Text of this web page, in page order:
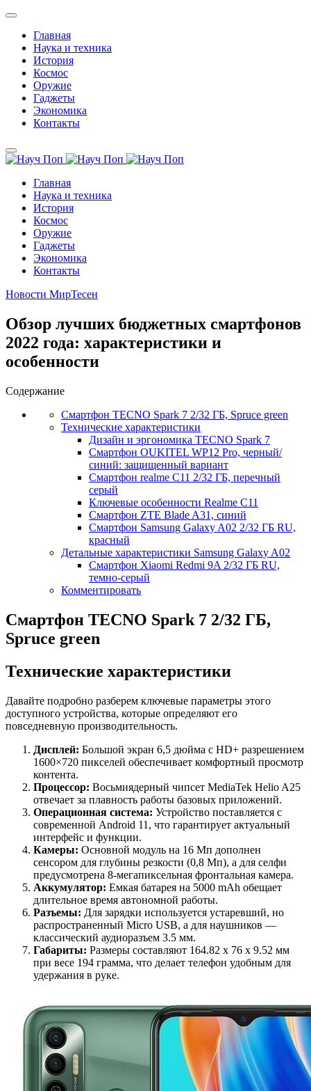
Главная
Наука и техника
История
Космос
Оружие
Гаджеты
Экономика
Контакты
Главная
Наука и техника
История
Космос
Оружие
Гаджеты
Экономика
Контакты
Новости МирТесен
Обзор лучших бюджетных смартфонов
2022 года: характеристики и
особенности
Содержание
Смартфон TECNO Spark 7 2/32 ГБ, Spruce green
Технические характеристики
Дизайн и эргономика TECNO Spark 7
Смартфон OUKITEL WP12 Pro, черный/
синий: защищенный вариант
Смартфон realme C11 2/32 ГБ, перечный
серый
Ключевые особенности Realme C11
Смартфон ZTE Blade A31, синий
Смартфон Samsung Galaxy A02 2/32 ГБ RU,
красный
Детальные характеристики Samsung Galaxy A02
Смартфон Xiaomi Redmi 9A 2/32 ГБ RU,
темно-серый
Комментировать
Смартфон TECNO Spark 7 2/32 ГБ,
Spruce green
Технические характеристики
Давайте подробно разберем ключевые параметры этого
доступного устройства, которые определяют его
повседневную производительность.
Дисплей: Большой экран 6,5 дюйма с HD+ разрешением
1600×720 пикселей обеспечивает комфортный просмотр
контента.
Процессор: Восьмиядерный чипсет MediaTek Helio A25
отвечает за плавность работы базовых приложений.
Операционная система: Устройство поставляется с
современной Android 11, что гарантирует актуальный
интерфейс и функции.
Камеры: Основной модуль на 16 Мп дополнен
сенсором для глубины резкости (0,8 Мп), а для селфи
предусмотрена 8-мегапиксельная фронтальная камера.
Аккумулятор: Емкая батарея на 5000 mAh обещает
длительное время автономной работы.
Разъемы: Для зарядки используется устаревший, но
распространенный Micro USB, а для наушников —
классический аудиоразъем 3.5 мм.
Габариты: Размеры составляют 164.82 x 76 x 9.52 мм
при весе 194 грамма, что делает телефон удобным для
удержания в руке.